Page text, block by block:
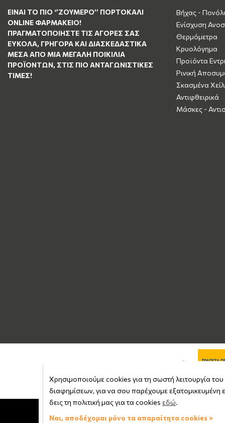
ΕΊΝΑΙ ΤO ΠΙΟ ‘’ΖΟΥΜΕΡΌ’’ ΠΟΡΤΟΚΑΛΊ
ΟNLINE ΦΑΡΜΑΚΕΊΟ!
ΠΡΑΓΜΑΤΟΠΟΙΉΣΤΕ ΤΙΣ ΑΓΟΡΈΣ ΣΑΣ
ΕΎΚΟΛΑ, ΓΡΉΓΟΡΑ ΚΑΙ ΔΙΑΣΚΕΔΑΣΤΙΚΆ
ΜΈΣΑ ΑΠΌ ΜΙΑ ΜΕΓΆΛΗ ΠΟΙΚΙΛΊΑ
ΠΡΟΪΌΝΤΩΝ, ΣΤΙΣ ΠΙΟ ΑΝΤΑΓΩΝΙΣΤΙΚΈΣ
ΤΙΜΈΣ!
Βήχας -
Ενίσχυση
Θερμόμετρα
Κρυολόγημα
Προϊόντα
Ρινική
Σκασμένα
Αντιφθειρικά
Μάσκες -
Copyright © 2026advisable.com
Χρησιμοποιούμε cookies για τη σωστή λειτουργία
διαφημίσεων, για να σου παρέχουμε εξατομικευμένη
δεις τη πολιτική μας για τα cookies εδώ.
Ναι, αποδέχομαι μόνο τα απαραίτητα cookies >